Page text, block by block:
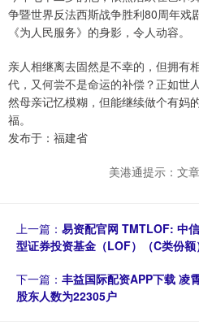
争暨世界反法西斯战争胜利80周年戏
《为人民服务》的身影，令人动容。
亲人相继离去固然是不幸的，但拥有
代，又何尝不是命运的补偿？正如世
然母亲记忆模糊，但能继续做个有妈
福。
发布于：福建省
美港通提示：文
上一篇： 易资配官网 TMTLOF: 中
型证券投资基金（LOF）（C类份
下一篇： 丰益国际配资APP下载 凌
股东人数为22305户